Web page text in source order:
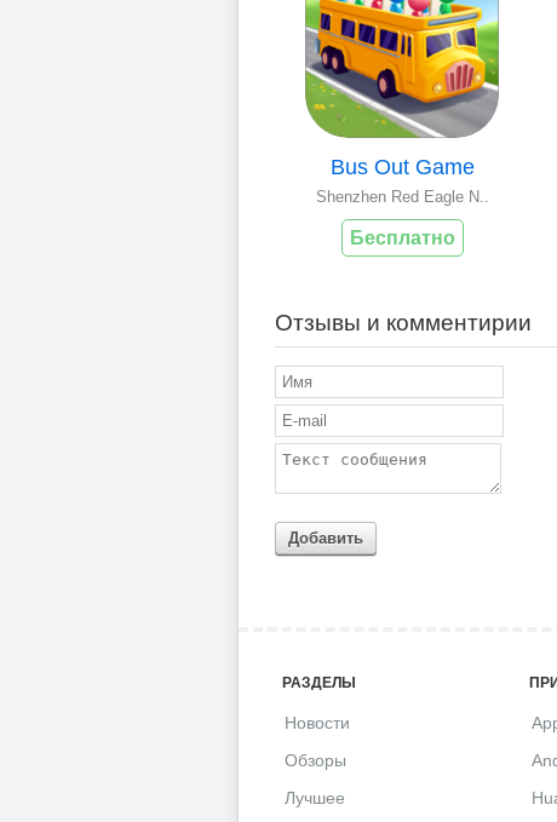
Bus Out Game
Shenzhen Red Eagle N..
Бесплатно
Отзывы и комментирии
Добавить
РАЗДЕЛЫ
Новости
Обзоры
Лучшее